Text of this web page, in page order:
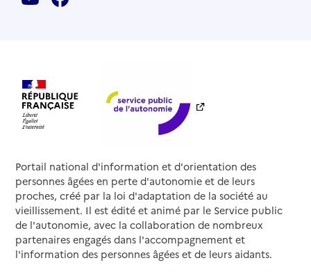
Portail national d'information et d'orientation des
personnes âgées en perte d'autonomie et de leurs
proches, créé par la loi d'adaptation de la société au
vieillissement. Il est édité et animé par le Service public
de l'autonomie, avec la collaboration de nombreux
partenaires engagés dans l'accompagnement et
l'information des personnes âgées et de leurs aidants.